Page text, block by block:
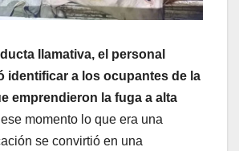
llamativa, el personal
identificar a los ocupantes de la
emprendieron la fuga a alta
momento lo que era una
se convirtió en una